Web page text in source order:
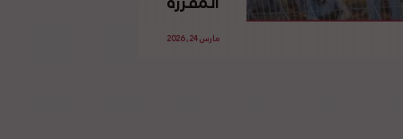
الخاصة
مارس 24, 2026